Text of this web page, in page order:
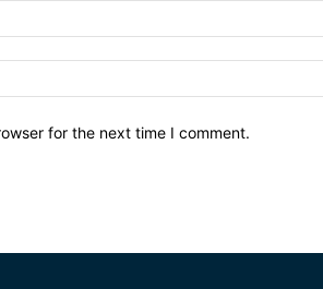
for the next time I comment.